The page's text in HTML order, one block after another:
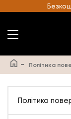
- Політика
Політика